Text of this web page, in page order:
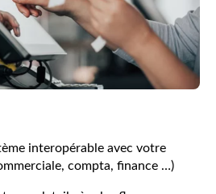
interopérable avec votre
compta, finance …)